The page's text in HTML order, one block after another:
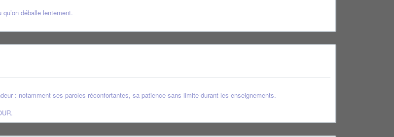
déballe lentement.
: notamment ses paroles réconfortantes, sa patience sans limite durant les enseignements.